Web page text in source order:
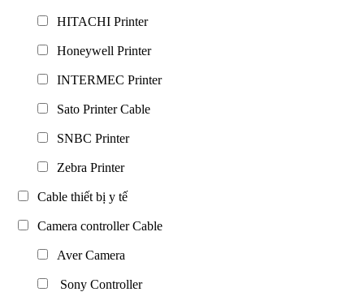
HITACHI Printer
Honeywell Printer
INTERMEC Printer
Sato Printer Cable
SNBC Printer
Zebra Printer
Cable thiết bị y tế
Camera controller Cable
Aver Camera
Sony Controller